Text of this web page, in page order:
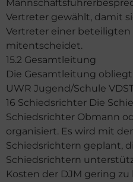
Vertreter gewählt, damit
Vertreter einer
mitentscheidet.
15.2 Gesamtleitung
Die Gesamtleitung
UWR Jugend/Schule VDST
16 Schiedsrichter Die
Schiedsrichter Obmann
organisiert. Es wird mit
Schiedsrichtern geplant,
Schiedsrichtern
Kosten der DJM gering